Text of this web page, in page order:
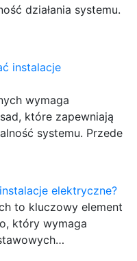
działania systemu.
instalacje
wymaga
które zapewniają
systemu. Przede
elektryczne?
to kluczowy element
który wymaga